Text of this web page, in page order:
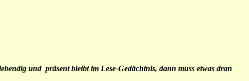
und präsent bleibt im Lese-Gedächtnis, dann muss etwas dran